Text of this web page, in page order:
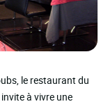
le restaurant du
à vivre une